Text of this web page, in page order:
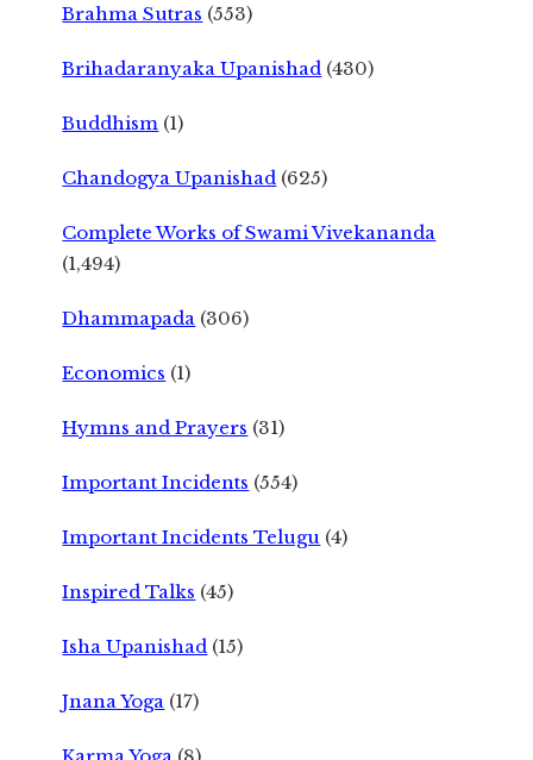
Brahma Sutras (553)
Brihadaranyaka Upanishad (430)
Buddhism (1)
Chandogya Upanishad (625)
Complete Works of Swami Vivekananda
(1,494)
Dhammapada (306)
Economics (1)
Hymns and Prayers (31)
Important Incidents (554)
Important Incidents Telugu (4)
Inspired Talks (45)
Isha Upanishad (15)
Jnana Yoga (17)
Karma Yoga (8)